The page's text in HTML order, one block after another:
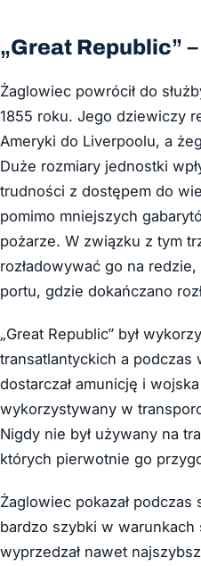
„Great Republic”
Żaglowiec powrócił do
1855 roku. Jego dziewiczy
Ameryki do Liverpoolu, a
Duże rozmiary jednostki
trudności z dostępem do
pomimo mniejszych
pożarze. W związku z tym
rozładowywać go na
portu, gdzie dokańczano
„Great Republic” był
transatlantyckich a podczas
dostarczał amunicję i
wykorzystywany w
Nigdy nie był używany na
których pierwotnie go
Żaglowiec pokazał
bardzo szybki w
wyprzedzał nawet